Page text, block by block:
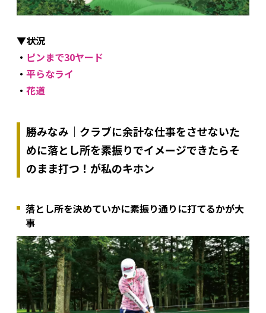
▼状況
・ ピンまで30ヤード
・ 平らなライ
・ 花道
勝みなみ｜クラブに余計な仕事をさせないた
めに落とし所を素振りでイメージできたらそ
のまま打つ！が私のキホン
落とし所を決めていかに素振り通りに打てるかが大
事